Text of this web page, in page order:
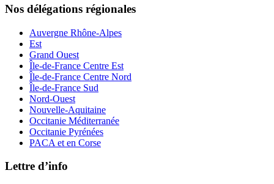
Nos délégations régionales
Auvergne Rhône-Alpes
Est
Grand Ouest
Île-de-France Centre Est
Île-de-France Centre Nord
Île-de-France Sud
Nord-Ouest
Nouvelle-Aquitaine
Occitanie Méditerranée
Occitanie Pyrénées
PACA et en Corse
Lettre d’info